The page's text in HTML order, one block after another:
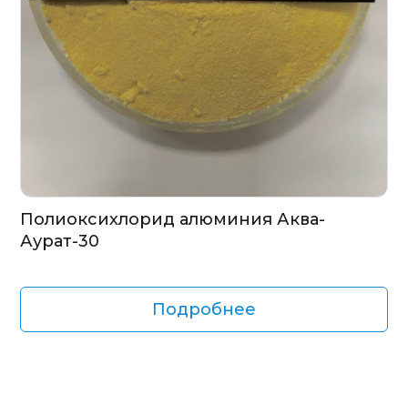
Полиоксихлорид алюминия Аква-
Аурат-30
Подробнее